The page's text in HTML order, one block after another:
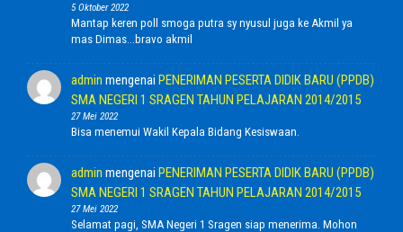
5 Oktober 2022
Mantap keren poll smoga putra sy nyusul juga ke Akmil ya
mas Dimas...bravo akmil
admin mengenai PENERIMAN PESERTA DIDIK BARU (PPDB)
SMA NEGERI 1 SRAGEN TAHUN PELAJARAN 2014/2015
27 Mei 2022
Bisa menemui Wakil Kepala Bidang Kesiswaan.
admin mengenai PENERIMAN PESERTA DIDIK BARU (PPDB)
SMA NEGERI 1 SRAGEN TAHUN PELAJARAN 2014/2015
27 Mei 2022
Selamat pagi, SMA Negeri 1 Sragen siap menerima. Mohon